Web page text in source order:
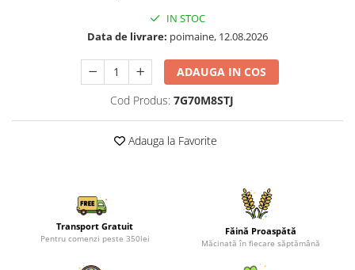
IN STOC
Data de livrare: poimaine, 12.08.2026
ADAUGA IN COS
Cod Produs: 7G70M8STJ
Adauga la Favorite
Transport Gratuit
Pentru comenzi peste 350lei
Făină Proaspătă
Măcinată în fiecare săptămână